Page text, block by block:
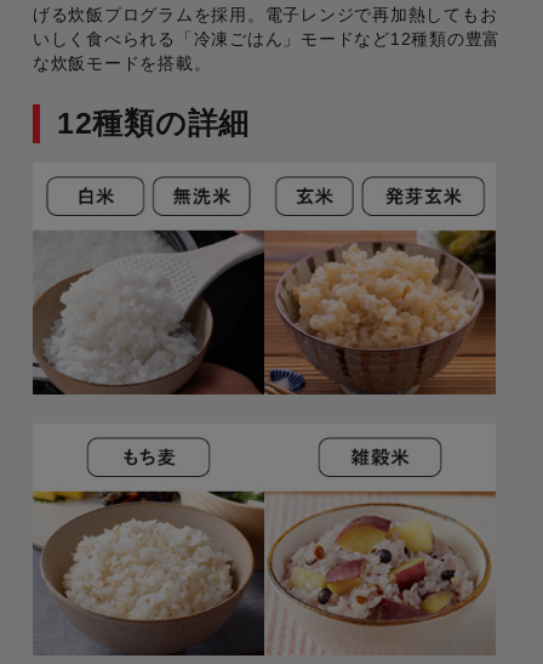
げる炊飯プログラムを採用。電子レンジで再加熱してもお
いしく食べられる「冷凍ごはん」モードなど12種類の豊富
な炊飯モードを搭載。
12種類の詳細